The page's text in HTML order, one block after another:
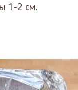
1-2 см.